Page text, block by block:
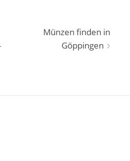
Münzen finden in
Göppingen